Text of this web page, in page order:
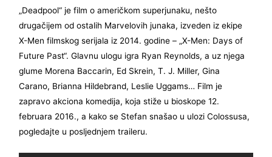
„Deadpool“ je film o američkom superjunaku, nešto
drugačijem od ostalih Marvelovih junaka, izveden iz ekipe
X-Men filmskog serijala iz 2014. godine – „X-Men: Days of
Future Past“. Glavnu ulogu igra Ryan Reynolds, a uz njega
glume Morena Baccarin, Ed Skrein, T. J. Miller, Gina
Carano, Brianna Hildebrand, Leslie Uggams… Film je
zapravo akciona komedija, koja stiže u bioskope 12.
februara 2016., a kako se Stefan snašao u ulozi Colossusa,
pogledajte u posljednjem traileru.